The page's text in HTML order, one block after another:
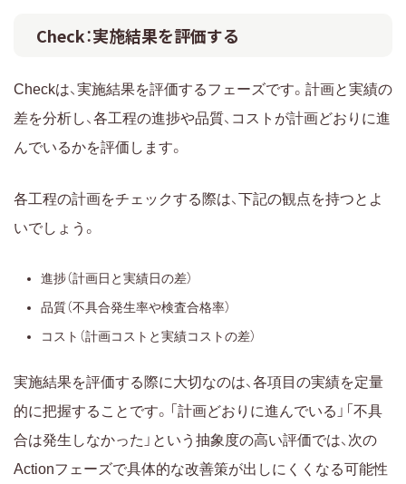
Check：実施結果を評価する
Checkは、実施結果を評価するフェーズです。計画と実績の
差を分析し、各工程の進捗や品質、コストが計画どおりに進
んでいるかを評価します。
各工程の計画をチェックする際は、下記の観点を持つとよ
いでしょう。
進捗（計画日と実績日の差）
品質（不具合発生率や検査合格率）
コスト（計画コストと実績コストの差）
実施結果を評価する際に大切なのは、各項目の実績を定量
的に把握することです。「計画どおりに進んでいる」「不具
合は発生しなかった」という抽象度の高い評価では、次の
Actionフェーズで具体的な改善策が出しにくくなる可能性